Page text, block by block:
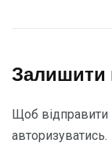
Залишити
Щоб відправити
авторизуватись.